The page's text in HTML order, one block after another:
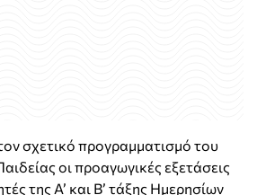
σχετικό προγραμματισμό του
οι προαγωγικές εξετάσεις
της Α’ και Β’ τάξης Ημερησίων